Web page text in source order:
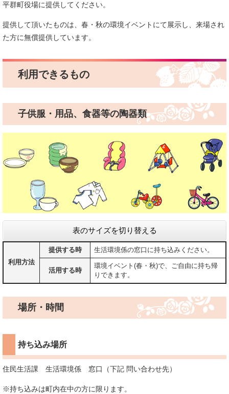
平群町役場に提供してください。
提供して頂いたものは、春・秋の環境イベントにて展示し、来場され
た方に無償提供しています。
利用できるもの
子供服・用品、食器等の陶器類
表のサイズを切り替える
利用方法
提供する時 生活環境係の窓口に持ち込みください。
活用する時
環境イベント(春・秋)で、ご自由に持ち帰
りできます。
場所・時間
持ち込み場所
住民生活課 生活環境係 窓口（下記 問い合わせ先）
※持ち込みは町内在中の方に限ります。